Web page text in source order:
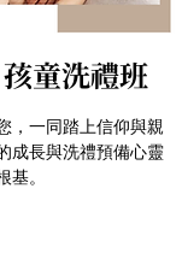
童洗禮班
，一同踏上信仰與親
成長與洗禮預備心靈
基。